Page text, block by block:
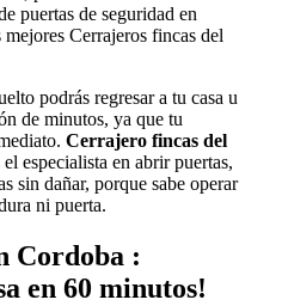
puertas de seguridad en
Cerrajeros fincas del
podrás regresar a tu casa u
de minutos, ya que tu
Cerrajero fincas del
el especialista en abrir puertas,
sin dañar, porque sabe operar
ni puerta.
Cordoba :
en 60 minutos!